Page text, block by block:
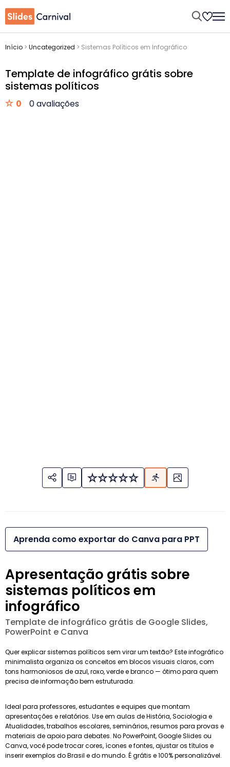
Início > Uncategorized > Sistemas Políticos em Infográfico
Template de infográfico grátis sobre
sistemas políticos
0 0 avaliações
Aprenda como exportar do Canva para PPT
Apresentação grátis sobre
sistemas políticos em
infográfico
Template de infográfico grátis de Google Slides,
PowerPoint e Canva
Quer explicar sistemas políticos sem virar um textão? Este infográfico
minimalista organiza os conceitos em blocos visuais claros, com
tons harmoniosos de azul, roxo, verde e branco — ótimo para quem
precisa de informação bem estruturada.
Ideal para professores, estudantes e equipes que montam
apresentações e relatórios. Use em aulas de História, Sociologia e
Atualidades, trabalhos escolares, seminários, resumos para provas e
materiais de apoio para debates. No PowerPoint, Google Slides ou
Canva, você pode trocar cores, ícones e fontes, ajustar os títulos e
inserir exemplos do Brasil e do mundo. É grátis e 100% personalizável.